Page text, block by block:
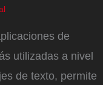
de
utilizadas a nivel
de texto, permite